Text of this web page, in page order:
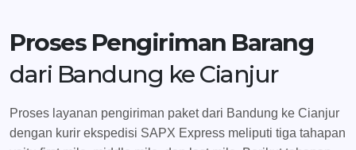
Proses Pengiriman Barang
dari Bandung ke Cianjur
Proses layanan pengiriman paket dari Bandung ke Cianjur
dengan kurir ekspedisi SAPX Express meliputi tiga tahapan